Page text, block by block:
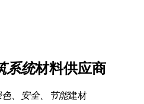
系统材料供应商
色、安全、节能建材